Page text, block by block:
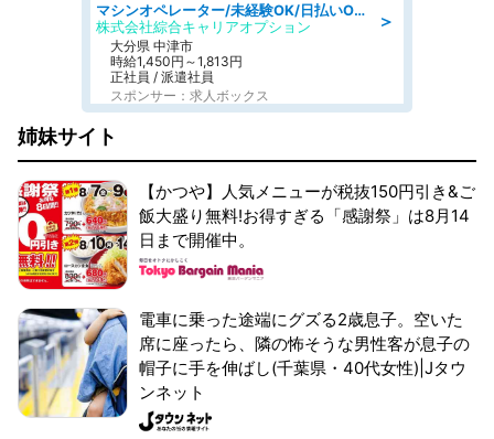
＞
マシンオペレーター/未経験OK/日払いOK/交替制/20・30・40代活躍中/製造 工場
株式会社綜合キャリアオプション
大分県 中津市
時給1,450円～1,813円
正社員 / 派遣社員
スポンサー：求人ボックス
姉妹サイト
【かつや】人気メニューが税抜150円引き&ご
飯大盛り無料!お得すぎる「感謝祭」は8月14
日まで開催中。
電車に乗った途端にグズる2歳息子。空いた
席に座ったら、隣の怖そうな男性客が息子の
帽子に手を伸ばし(千葉県・40代女性)|Jタウ
ンネット